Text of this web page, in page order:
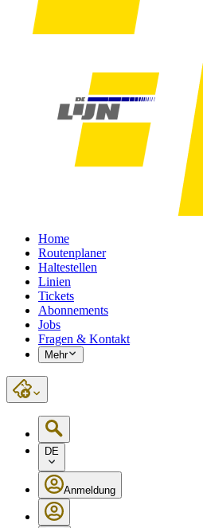
Home
Routenplaner
Haltestellen
Linien
Tickets
Abonnements
Jobs
Fragen & Kontakt
Mehr
DE
Anmeldung